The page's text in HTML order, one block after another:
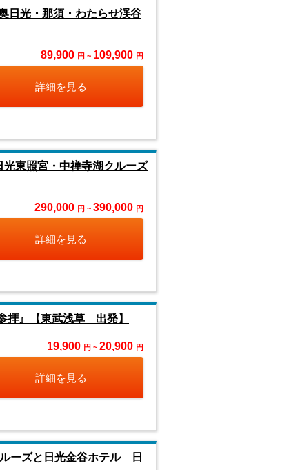
日光・那須・わたらせ渓谷
89,900 円 ~ 109,900 円
詳細を見る
東照宮・中禅寺湖クルーズ
290,000 円 ~ 390,000 円
詳細を見る
拝』【東武浅草 出発】
19,900 円 ~ 20,900 円
詳細を見る
ーズと日光金谷ホテル 日